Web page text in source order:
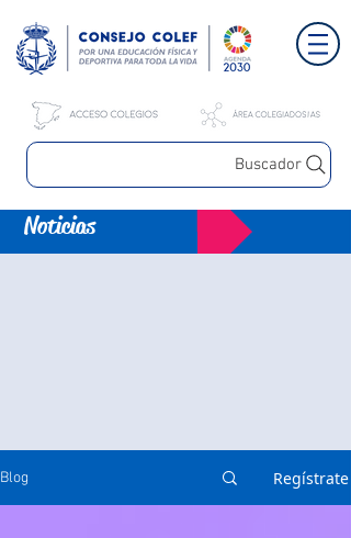
Buscador
Noticias
Blog Regístrate